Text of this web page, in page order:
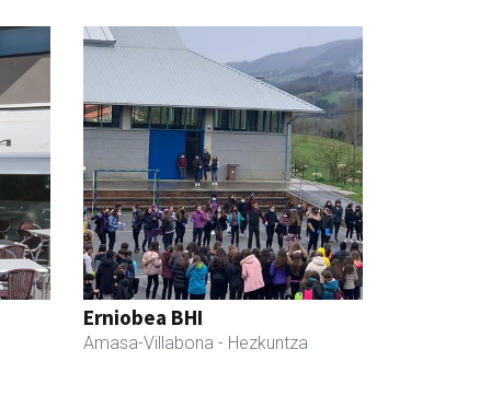
Erniobea BHI
Amasa-Villabona - Hezkuntza